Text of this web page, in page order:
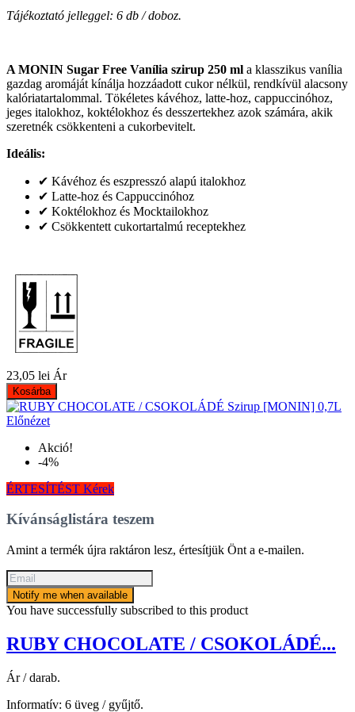
Tájékoztató jelleggel: 6 db / doboz.
A MONIN Sugar Free Vanília szirup 250 ml a klasszikus vanília
gazdag aromáját kínálja hozzáadott cukor nélkül, rendkívül alacsony
kalóriatartalommal. Tökéletes kávéhoz, latte-hoz, cappuccinóhoz,
jeges italokhoz, koktélokhoz és desszertekhez azok számára, akik
szeretnék csökkenteni a cukorbevitelt.
Ideális:
✔ Kávéhoz és eszpresszó alapú italokhoz
✔ Latte-hoz és Cappuccinóhoz
✔ Koktélokhoz és Mocktailokhoz
✔ Csökkentett cukortartalmú receptekhez
23,05 lei Ár
Kosárba
Előnézet
Akció!
-4%
ÉRTESÍTÉST Kérek
Kívánságlistára teszem
Amint a termék újra raktáron lesz, értesítjük Önt a e-mailen.
Notify me when available
You have successfully subscribed to this product
RUBY CHOCOLATE / CSOKOLÁDÉ...
Ár / darab.
Informatív: 6 üveg / gyűjtő.